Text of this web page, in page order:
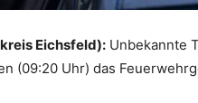
Eichsfeld): Unbekannte
(09:20 Uhr) das